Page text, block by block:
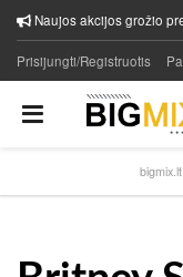
Naujos akcijos grožio
Prisijungti/Registruotis
bigmix.lt